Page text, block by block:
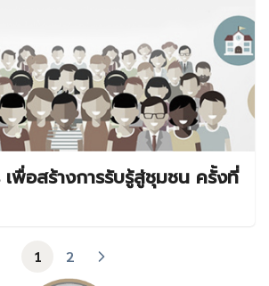
เพื่อสร้างการรับรู้สู่ชุมชน ครั้งที่
1 2